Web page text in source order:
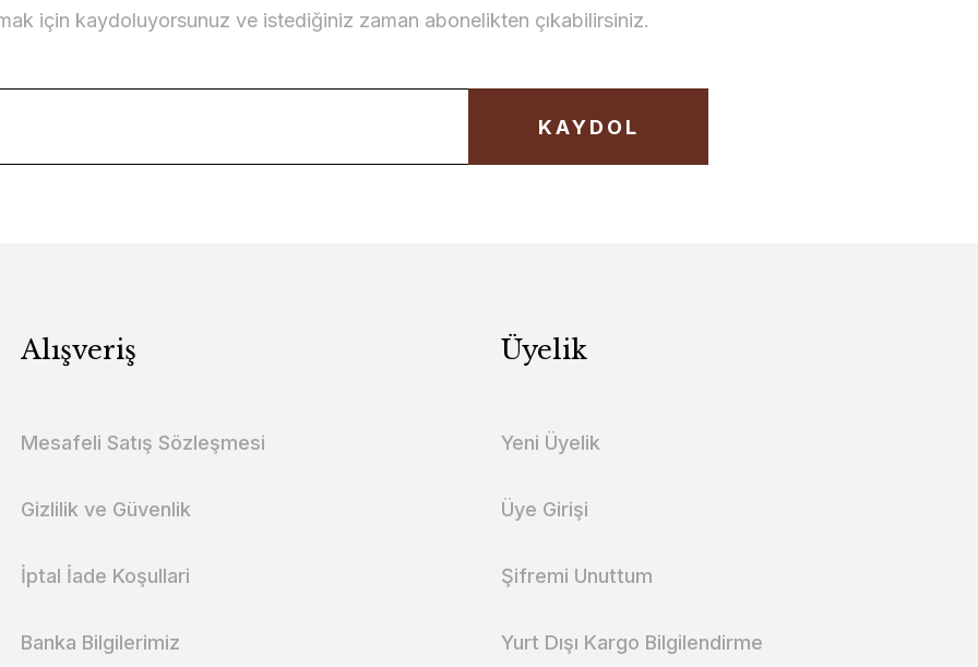
için kaydoluyorsunuz ve istediğiniz zaman abonelikten çıkabilirsiniz.
KAYDOL
Alışveriş
Mesafeli Satış Sözleşmesi
Gizlilik ve Güvenlik
İptal İade Koşullari
Banka Bilgilerimiz
Üyelik
Yeni Üyelik
Üye Girişi
Şifremi Unuttum
Yurt Dışı Kargo Bilgilendirme